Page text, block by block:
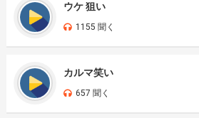
ウケ 狙い
1155 聞く
カルマ笑い
657 聞く